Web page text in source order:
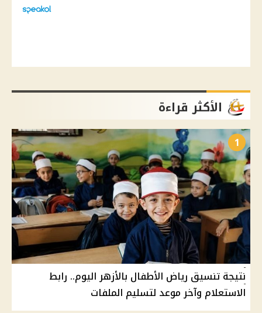
الأكثر قراءة
1
نتيجة تنسيق رياض الأطفال بالأزهر اليوم.. رابط
الاستعلام وآخر موعد لتسليم الملفات